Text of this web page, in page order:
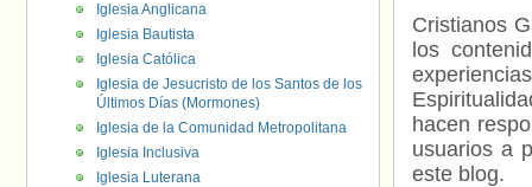
Cristianos
los
hacen
usuarios a
este blog.
Iglesia Anglicana
Iglesia Bautista
Iglesia Católica
Iglesia de Jesucristo de los Santos de los
Últimos Días (Mormones)
Iglesia de la Comunidad Metropolitana
Iglesia Inclusiva
Iglesia Luterana